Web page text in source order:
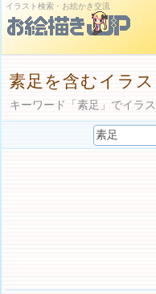
イラスト検索・お絵かき交流
素足を含むイラ
キーワード「素足」でイラ